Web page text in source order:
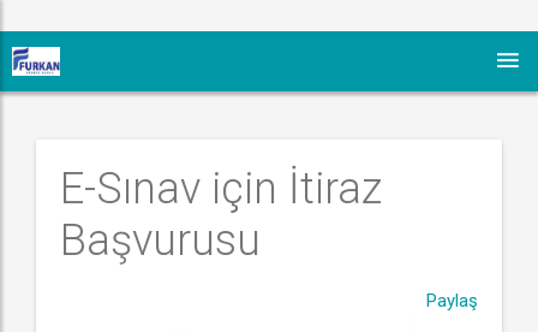
E-Sınav için İtiraz
Başvurusu
Paylaş